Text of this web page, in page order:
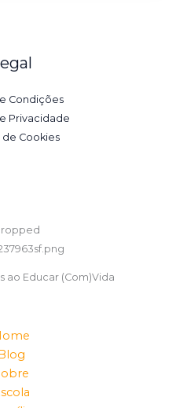
Condições
Privacidade
de Cookies
ao Educar (Com)Vida
Blog